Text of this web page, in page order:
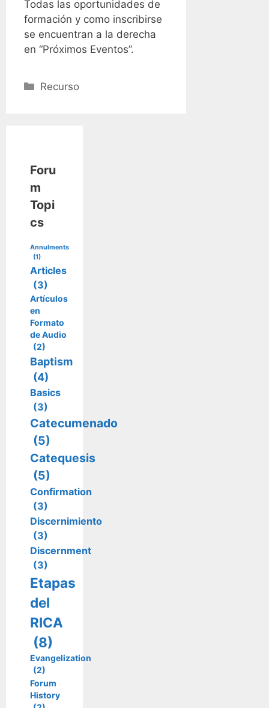
Todas las oportunidades de
formación y como inscribirse
se encuentran a la derecha
en “Próximos Eventos”.
Categories
Recurso
Foru
m
Topi
cs
Annulments
(1)
Articles
(3)
Artículos
en
Formato
de Audio
(2)
Baptism
(4)
Basics
(3)
Catecumenado
(5)
Catequesis
(5)
Confirmation
(3)
Discernimiento
(3)
Discernment
(3)
Etapas
del
RICA
(8)
Evangelization
(2)
Forum
History